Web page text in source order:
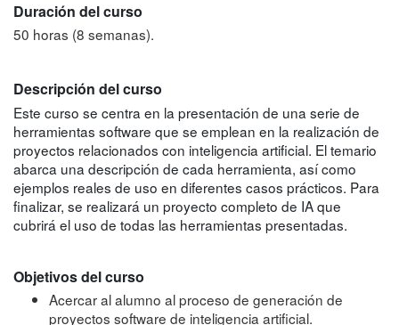
Duración del curso
50 horas (8 semanas).
Descripción del curso
Este curso se centra en la presentación de una serie de
herramientas software que se emplean en la realización de
proyectos relacionados con inteligencia artificial. El temario
abarca una descripción de cada herramienta, así como
ejemplos reales de uso en diferentes casos prácticos. Para
finalizar, se realizará un proyecto completo de IA que
cubrirá el uso de todas las herramientas presentadas.
Objetivos del curso
Acercar al alumno al proceso de generación de
proyectos software de inteligencia artificial.